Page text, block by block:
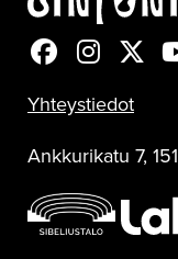
SinfoniaSinfonia
Yhteystiedot
Ankkurikatu 7,